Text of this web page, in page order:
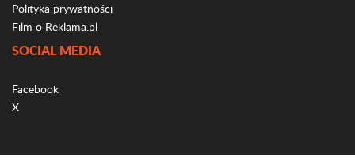
Polityka prywatności
Film o Reklama.pl
SOCIAL MEDIA
Facebook
X